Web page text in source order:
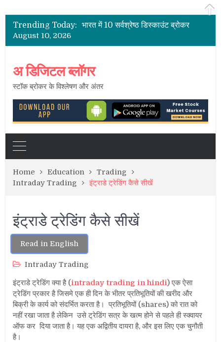
Trending Today:
2021 के लिए भारत में पूर्ण सेवा सर्वश्रेष्ठ शेयर ब्रोकर
भारत में 10 सर्वश्रेष्ठ डिस्काउंट ब्रोकर
भारत में स्टॉक ब्रोकर – सक्रिय ग्राहकों की सूची
August 10, 2026
अ डिजिटल ब्लॉगर
स्टॉक ब्रोकर के विश्लेषण और अंतर
Home Education
Trading
Intraday Trading
इंट्राडे ट्रेडिंग कैसे सीखें
इंट्राडे ट्रेडिंग कैसे सीखें
Read in English
Intraday Trading
इंट्राडे ट्रेडिंग क्या है (intraday trading in hindi) एक ऐसा
ट्रेडिंग प्रकार है जिसमे एक ही दिन के भीतर प्रतिभूतियों की खरीद और
बिक्री के कार्य को संदर्भित करता है। प्रतिभूतियों (shares) को रात को
नहीं रखा जाता है लेकिन उसे ट्रेडिंग सत्र के खत्म होने से पहले ही स्क्वायर
ऑफ कर दिया जाता है। यह एक अद्वितीय दायरा है, और इस लिए एक चुनौती
है।